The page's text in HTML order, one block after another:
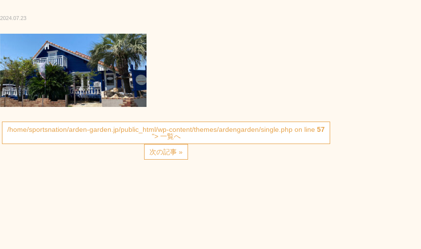
2024.07.23
/home/sportsnation/arden-garden.jp/public_html/wp-content/themes/ardengarden/single.php on line 57
"> 一覧へ
次の記事 »